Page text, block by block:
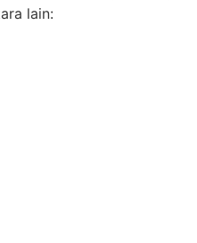
lain: